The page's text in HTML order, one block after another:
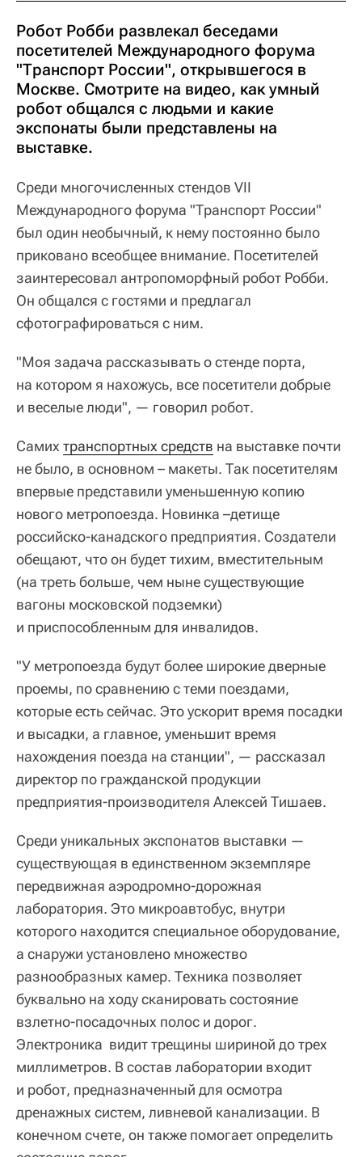
Робот Робби развлекал беседами
посетителей Международного форума
"Транспорт России", открывшегося в
Москве. Смотрите на видео, как умный
робот общался с людьми и какие
экспонаты были представлены на
выставке.
Среди многочисленных стендов VII
Международного форума "Транспорт России"
был один необычный, к нему постоянно было
приковано всеобщее внимание. Посетителей
заинтересовал антропоморфный робот Робби.
Он общался с гостями и предлагал
сфотографироваться с ним.
"Моя задача рассказывать о стенде порта,
на котором я нахожусь, все посетители добрые
и веселые люди", — говорил робот.
Самих транспортных средств на выставке почти
не было, в основном – макеты. Так посетителям
впервые представили уменьшенную копию
нового метропоезда. Новинка –детище
российско-канадского предприятия. Создатели
обещают, что он будет тихим, вместительным
(на треть больше, чем ныне существующие
вагоны московской подземки)
и приспособленным для инвалидов.
"У метропоезда будут более широкие дверные
проемы, по сравнению с теми поездами,
которые есть сейчас. Это ускорит время посадки
и высадки, а главное, уменьшит время
нахождения поезда на станции", — рассказал
директор по гражданской продукции
предприятия-производителя Алексей Тишаев.
Среди уникальных экспонатов выставки —
существующая в единственном экземпляре
передвижная аэродромно-дорожная
лаборатория. Это микроавтобус, внутри
которого находится специальное оборудование,
а снаружи установлено множество
разнообразных камер. Техника позволяет
буквально на ходу сканировать состояние
взлетно-посадочных полос и дорог.
Электроника видит трещины шириной до трех
миллиметров. В состав лаборатории входит
и робот, предназначенный для осмотра
дренажных систем, ливневой канализации. В
конечном счете, он также помогает определить